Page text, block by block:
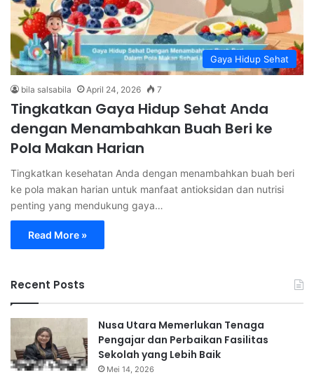
Gaya Hidup Sehat
bila salsabila April 24, 2026 7
Tingkatkan Gaya Hidup Sehat Anda
dengan Menambahkan Buah Beri ke
Pola Makan Harian
Tingkatkan kesehatan Anda dengan menambahkan buah beri
ke pola makan harian untuk manfaat antioksidan dan nutrisi
penting yang mendukung gaya…
Read More »
Recent Posts
Nusa Utara Memerlukan Tenaga
Pengajar dan Perbaikan Fasilitas
Sekolah yang Lebih Baik
Mei 14, 2026